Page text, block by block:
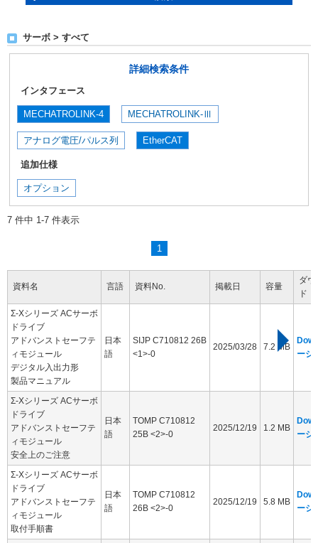
サーボ > すべて
詳細検索条件
インタフェース
MECHATROLINK-4 MECHATROLINK-Ⅲ
アナログ電圧/パルス列 EtherCAT
追加仕様
オプション
7 件中 1-7 件表示
1
資料名 言語 資料No. 掲載日 容量
ダウ
ド
Σ-Xシリーズ ACサーボ
ドライブ
アドバンストセーフテ
ィモジュール
デジタル入出力形
製品マニュアル
日本
語
SIJP C710812 26B
<1>-0
2025/03/28 7.2 MB
ージ
Σ-Xシリーズ ACサーボ
ドライブ
アドバンストセーフテ
ィモジュール
安全上のご注意
日本
語
TOMP C710812
25B <2>-0
2025/12/19 1.2 MB
ージ
Σ-Xシリーズ ACサーボ
ドライブ
アドバンストセーフテ
ィモジュール
取付手順書
日本
語
TOMP C710812
26B <2>-0
2025/12/19 5.8 MB
ージ